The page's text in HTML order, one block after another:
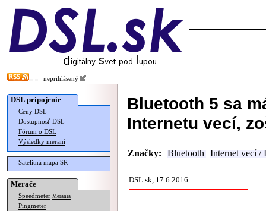
neprihlásený
DSL pripojenie
Ceny DSL
Dostupnosť DSL
Fórum o DSL
Výsledky meraní
Satelitná mapa SR
Merače
Speedmeter Merania
Pingmeter
Bluetooth 5 sa
Internetu vecí,
Značky: Bluetooth Internet vecí /
DSL.sk, 17.6.2016